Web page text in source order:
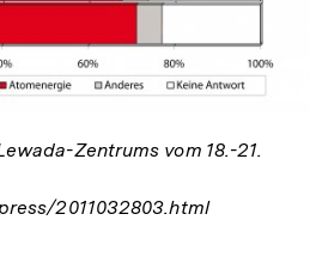
öffnen
Zentrums vom 18.-21.
2011032803.html